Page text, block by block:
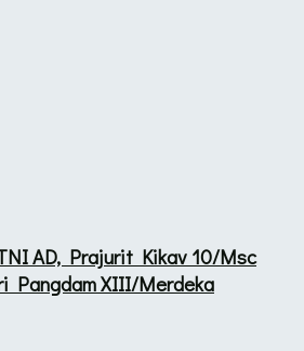
AD, Prajurit Kikav 10/Msc
Pangdam XIII/Merdeka